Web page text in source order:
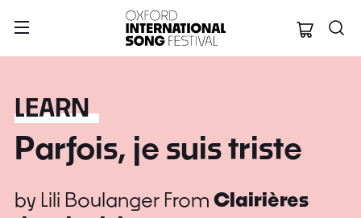
Oxford
LEARN
Parfois, je suis triste
by Lili Boulanger From Clairières